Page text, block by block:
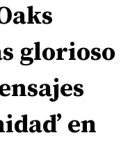
glorioso
en